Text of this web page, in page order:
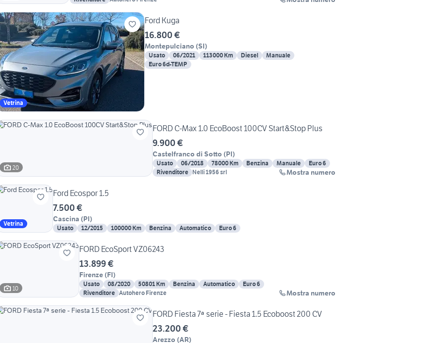
Vetrina
Ford Kuga
16.800 €
Montepulciano (SI)
Usato 06/2021 113000 Km Diesel
Manuale
Euro 6d-TEMP
20
FORD C-Max 1.0 EcoBoost 100CV Start&Stop Plus
9.900 €
Castelfranco di Sotto (PI)
Usato 06/2018 78000 Km Benzina Manuale
Euro 6
Rivenditore Nelli 1956 srl Mostra numero
Vetrina
Ford Ecospor 1.5
7.500 €
Cascina (PI)
Usato 12/2015 100000 Km Benzina Automatico Euro 6
10
FORD EcoSport VZ06243
13.899 €
Firenze (FI)
Usato 08/2020 50801 Km Benzina Automatico
Euro 6
Rivenditore Autohero Firenze Mostra numero
FORD Fiesta 7ª serie - Fiesta 1.5 Ecoboost 200 CV
23.200 €
Arezzo (AR)